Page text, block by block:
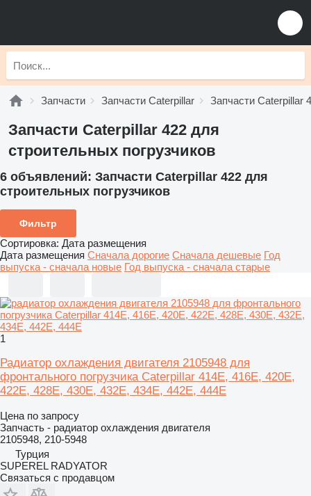
Запчасти Запчасти Caterpillar Запчасти Caterpillar
Запчасти Caterpillar 422 для
строительных погрузчиков
6 объявлений: Запчасти Caterpillar 422 для
строительных погрузчиков
Фильтр
Сортировка: Дата размещения
Дата размещения Сначала дорогие Сначала дешевые Год
выпуска - сначала новые Год выпуска - сначала старые
1
Радиатор охлаждения двигателя 2105948 для
фронтального погрузчика Caterpillar 414E, 416E, 420E,
422E, 428E, 430E, 432E, 434E, 442E, 444E
Цена по запросу
Запчасть - радиатор охлаждения двигателя
2105948, 210-5948
Турция
SUPEREL RADYATOR
Связаться с продавцом